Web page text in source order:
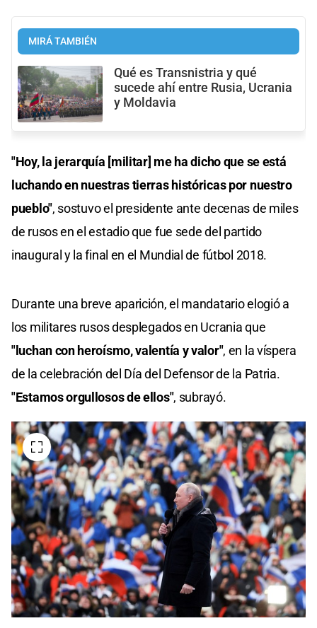
MIRÁ TAMBIÉN
Qué es Transnistria y qué
sucede ahí entre Rusia, Ucrania
y Moldavia
"Hoy, la jerarquía [militar] me ha dicho que se está
luchando en nuestras tierras históricas por nuestro
pueblo", sostuvo el presidente ante decenas de miles
de rusos en el estadio que fue sede del partido
inaugural y la final en el Mundial de fútbol 2018.
Durante una breve aparición, el mandatario elogió a
los militares rusos desplegados en Ucrania que
"luchan con heroísmo, valentía y valor", en la víspera
de la celebración del Día del Defensor de la Patria.
"Estamos orgullosos de ellos", subrayó.